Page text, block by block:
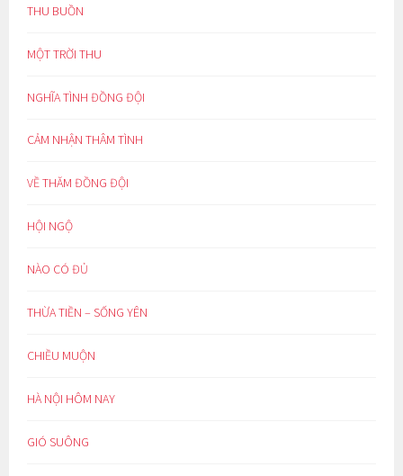
THU BUỒN
MỘT TRỜI THU
NGHĨA TÌNH ĐỒNG ĐỘI
CẢM NHẬN THÂM TÌNH
VỀ THĂM ĐỒNG ĐỘI
HỘI NGỘ
NÀO CÓ ĐỦ
THỪA TIỀN – SỐNG YÊN
CHIỀU MUỘN
HÀ NỘI HÔM NAY
GIÓ SUÔNG